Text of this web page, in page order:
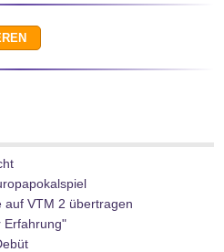
auf VTM 2 übertragen
Erfahrung"